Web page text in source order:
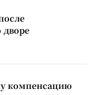
компенсацию